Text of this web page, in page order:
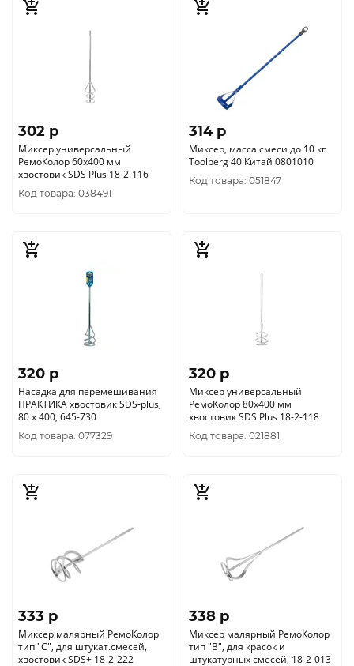
302 p
Миксер универсальный
РемоКолор 60х400 мм
хвостовик SDS Plus 18-2-116
Код товара: 038491
314 p
Миксер, масса смеси до 10 кг
Toolberg 40 Китай 0801010
Код товара: 051847
320 p
Насадка для перемешивания
ПРАКТИКА хвостовик SDS-plus,
80 х 400, 645-730
Код товара: 077329
320 p
Миксер универсальный
РемоКолор 80х400 мм
хвостовик SDS Plus 18-2-118
Код товара: 021881
333 p
Миксер малярный РемоКолор
тип "С", для штукат.смесей,
хвостовик SDS+ 18-2-222
338 p
Миксер малярный РемоКолор
тип "В", для красок и
штукатурных смесей, 18-2-013